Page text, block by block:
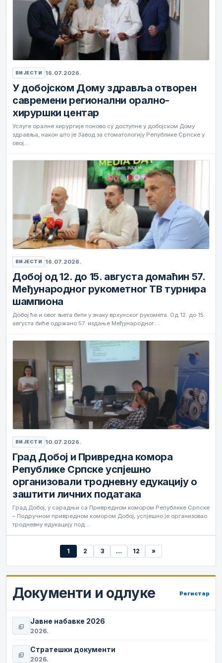
ВИЈЕСТИ 16.07.2026.
У добојском Дому здравља отворен
савремени регионални орално-
хируршки центар
Услуге оралне хирургије поново су доступне у добојском Дому
здравља, након што је Завод за стоматологију Републике Српске у
овој…
ВИЈЕСТИ 16.07.2026.
Добој од 12. до 15. августа домаћин 57.
Међународног рукометног ТВ турнира
шампиона
Добој ће и овог љета бити у знаку врхунског рукомета. Од 12. до 15.
августа биће одржано 57. издање Међународног…
ВИЈЕСТИ 10.07.2026.
Град Добој и Привредна комора
Републике Српске успјешно
организовали тродневну едукацију о
заштити личних података
Град Добој, у сарадњи са Привредном комором Републике Српске
– Подручном привредном комором Добој, успјешно је организовао
тродневну едукацију под…
1 2 3 … 12 »
Документи и одлуке Регистар
picture_as_pdf
Јавне набавке 2026
2026.
picture_as_pdf
Стратешки документи
2026.